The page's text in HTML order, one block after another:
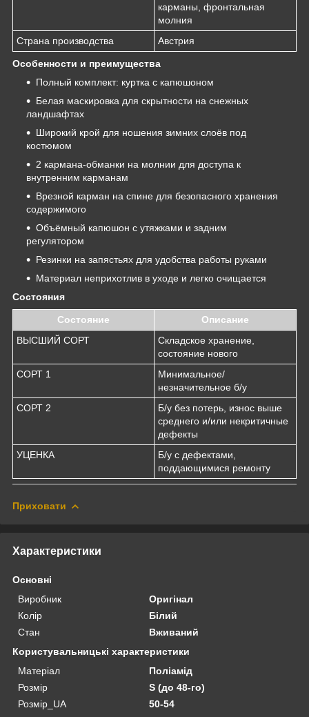
карманы, фронтальная
молния
Страна производства
Австрия
Особенности и преимущества
Полный комплект: куртка с капюшоном
Белая маскировка для скрытности на снежных
ландшафтах
Широкий крой для ношения зимних слоёв под
костюмом
2 кармана-обманки на молнии для доступа к
внутренним карманам
Врезной карман на спине для безопасного хранения
содержимого
Объёмный капюшон с утяжками и задним
регулятором
Резинки на запястьях для удобства работы руками
Материал неприхотлив в уходе и легко очищается
Состояния
Состояние
Описание
ВЫСШИЙ СОРТ
Складское хранение,
состояние нового
СОРТ 1
Минимальное/
незначительное б/у
СОРТ 2
Б/у без потерь, износ выше
среднего и/или некритичные
дефекты
УЦЕНКА
Б/у с дефектами,
поддающимися ремонту
Приховати
Характеристики
Основні
Виробник
Оригінал
Колір
Білий
Стан
Вживаний
Користувальницькі характеристики
Матеріал
Поліамід
Розмір
S (до 48-го)
Розмір_UA
50-54